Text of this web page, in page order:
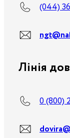
(044)
Лінія
0 (800)